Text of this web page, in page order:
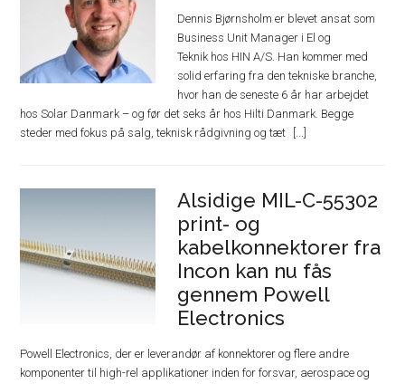
Dennis Bjørnsholm er blevet ansat som
Business Unit Manager i El og
Teknik hos HIN A/S. Han kommer med
solid erfaring fra den tekniske branche,
hvor han de seneste 6 år har arbejdet
hos Solar Danmark – og før det seks år hos Hilti Danmark. Begge
steder med fokus på salg, teknisk rådgivning og tæt
Alsidige MIL-C-55302
print- og
kabelkonnektorer fra
Incon kan nu fås
gennem Powell
Electronics
Powell Electronics, der er leverandør af konnektorer og flere andre
komponenter til high-rel applikationer inden for forsvar, aerospace og